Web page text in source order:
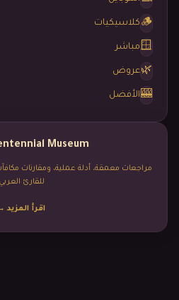
🪵 كلاسيكيات
🪟مباشر
🌿عروض
🎰الأفضل
Museum
مراجعات معمقة، أدلة عملية، ومقارنات مكافآت
للقارئ
اقرأ المزيد